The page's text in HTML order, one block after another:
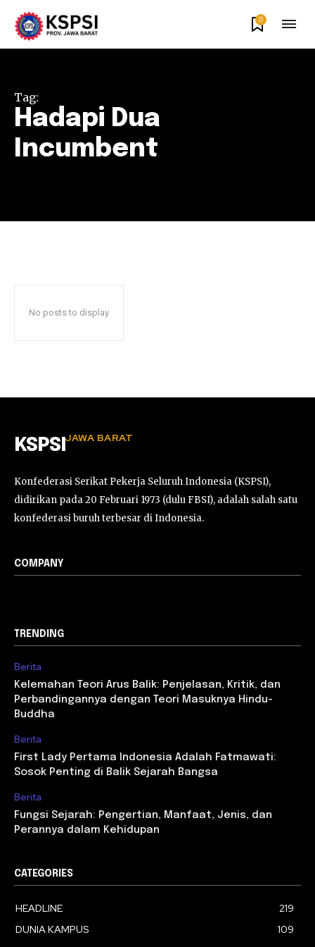
0
Tag:
Hadapi Dua
Incumbent
No posts to display
KSPSI JAWA BARAT
Konfederasi Serikat Pekerja Seluruh Indonesia (KSPSI),
didirikan pada 20 Februari 1973 (dulu FBSI), adalah salah satu
konfederasi buruh terbesar di Indonesia.
COMPANY
TRENDING
Berita
Kelemahan Teori Arus Balik: Penjelasan, Kritik, dan
Perbandingannya dengan Teori Masuknya Hindu-
Buddha
Berita
First Lady Pertama Indonesia Adalah Fatmawati:
Sosok Penting di Balik Sejarah Bangsa
Berita
Fungsi Sejarah: Pengertian, Manfaat, Jenis, dan
Perannya dalam Kehidupan
CATEGORIES
HEADLINE
219
DUNIA KAMPUS
109